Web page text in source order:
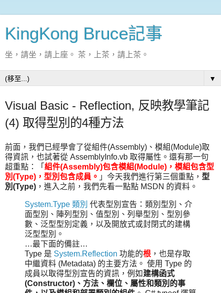
KingKong Bruce記事
坐，請坐，請上座。 茶，上茶，請上茶。
▼
Visual Basic - Reflection, 反映教學筆記
(4) 取得型別的4種方法
前面，我們已經學會了從組件(Assembly)、模組(Module)取
得資訊，也試著從 AssemblyInfo.vb 取得屬性。還有那一句
超重點：「 組件(Assembly)包含模組(Module)，模組包含型
別(Type)，型別包含成員。 」今天我們進行第三個重點， 型
別(Type) ，進入之前，我們先看一點點 MSDN 的資料。
System.Type 類別 代表型別宣告：類別型別、介
面型別、陣列型別、值型別、列舉型別、型別參
數、泛型型別定義，以及開放式或封閉式的建構
泛型型別。
…最下面的備註…
Type 是 System.Reflection 功能的根 ，也是存取
中繼資料 (Metadata) 的主要方法。 使用 Type 的
成員以取得型別宣告的資訊，例如建構函式
(Constructor)、方法、欄位、屬性和類別的事